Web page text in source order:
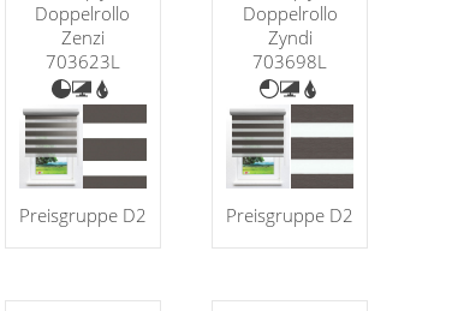
Doppelrollo
Zenzi
703623L
Preisgruppe D2
Doppelrollo
Zyndi
703698L
Preisgruppe D2